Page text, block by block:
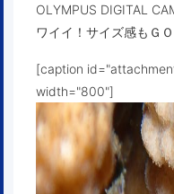
OLYMPUS DIGITAL
ワイイ！サイズ感もＧ
[caption
width="800"]